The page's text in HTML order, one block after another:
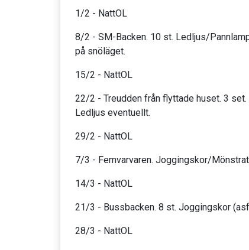
1/2 - NattOL
8/2 - SM-Backen. 10 st. Ledljus/
på snöläget.
15/2 - NattOL
22/2 - Treudden från flyttade huset. 3
Ledljus eventuellt.
29/2 - NattOL
7/3 - Femvarvaren. Joggingskor/
14/3 - NattOL
21/3 - Bussbacken. 8 st. Joggingskor
28/3 - NattOL